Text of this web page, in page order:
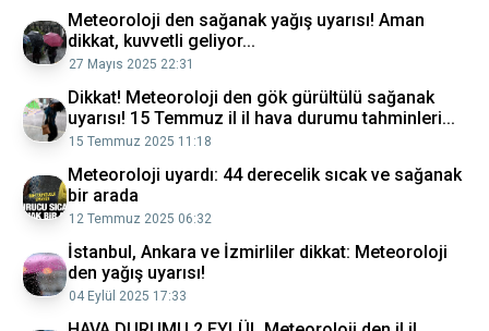
Meteoroloji den sağanak yağış uyarısı! Aman
dikkat, kuvvetli geliyor...
27 Mayıs 2025 22:31
Dikkat! Meteoroloji den gök gürültülü sağanak
uyarısı! 15 Temmuz il il hava durumu tahminleri...
15 Temmuz 2025 11:18
Meteoroloji uyardı: 44 derecelik sıcak ve sağanak
bir arada
12 Temmuz 2025 06:32
İstanbul, Ankara ve İzmirliler dikkat: Meteoroloji
den yağış uyarısı!
04 Eylül 2025 17:33